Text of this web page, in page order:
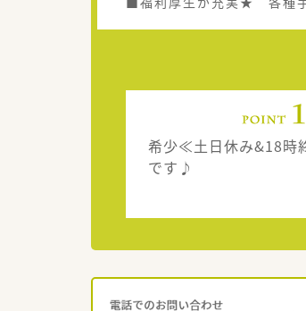
希少≪土日休み&18時
です♪